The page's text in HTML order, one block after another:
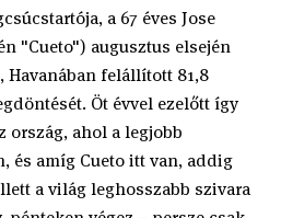
a 67 éves Jose
"Cueto") augusztus elsején
Havanában felállított 81,8
Öt évvel ezelőtt így
ország, ahol a legjobb
és amíg Cueto itt van, addig
a világ leghosszabb szivara